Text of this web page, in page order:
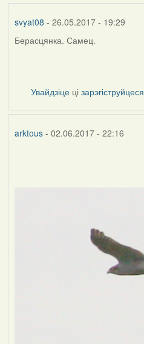
svyat08 - 26.05.2017 - 19:29
In
RobinZone
Берасцянка. Самец.
Увайдзіце цізарэгіструйцеся
arktous- 02.06.2017 - 22:16